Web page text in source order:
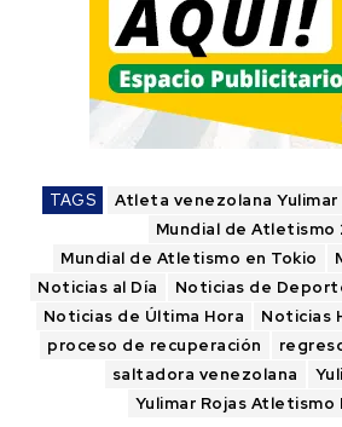
TAGS Atleta venezolana Yulimar
Mundial de Atletismo
Mundial de Atletismo en Tokio
Noticias al Día
Noticias de
Noticias de Última Hora
Noticias
proceso de recuperación
saltadora venezolana
Yulimar Rojas Atletismo